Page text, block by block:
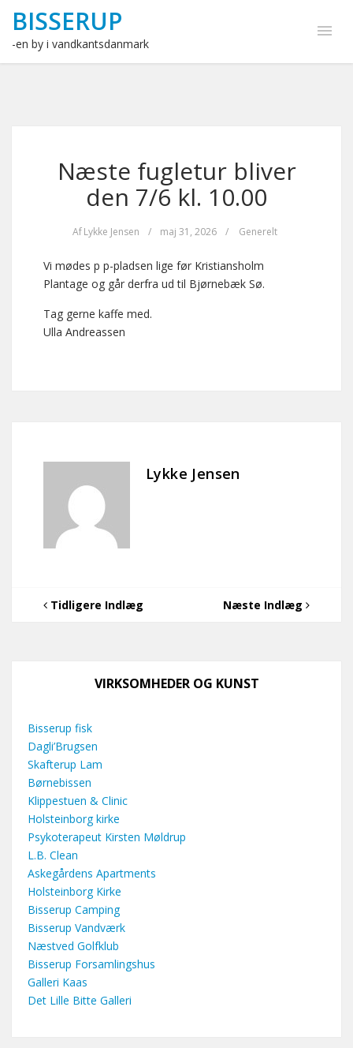
BISSERUP
-en by i vandkantsdanmark
Næste fugletur bliver
den 7/6 kl. 10.00
Af Lykke Jensen / maj 31, 2026 / Generelt
Vi mødes p p-pladsen lige før Kristiansholm
Plantage og går derfra ud til Bjørnebæk Sø.
Tag gerne kaffe med.
Ulla Andreassen
Lykke Jensen
Tidligere Indlæg Næste Indlæg
VIRKSOMHEDER OG KUNST
Bisserup fisk
Dagli’Brugsen
Skafterup Lam
Børnebissen
Klippestuen & Clinic
Holsteinborg kirke
Psykoterapeut Kirsten Møldrup
L.B. Clean
Askegårdens Apartments
Holsteinborg Kirke
Bisserup Camping
Bisserup Vandværk
Næstved Golfklub
Bisserup Forsamlingshus
Galleri Kaas
Det Lille Bitte Galleri